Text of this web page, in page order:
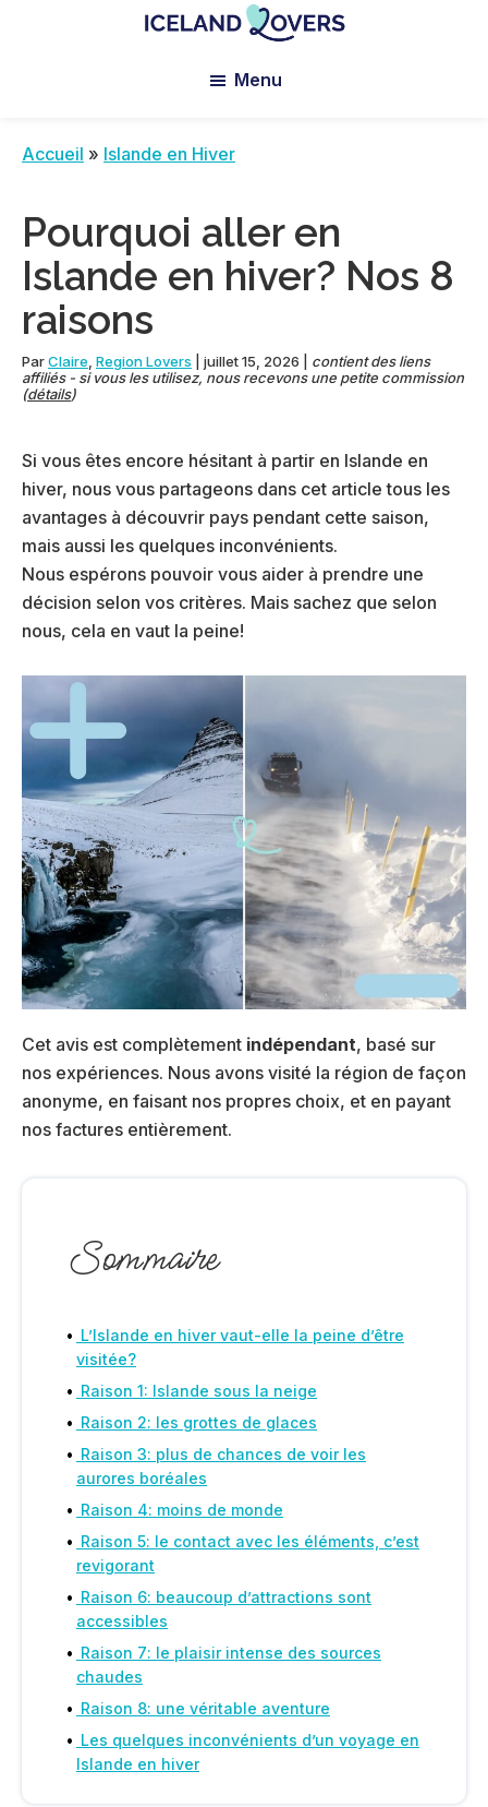
Claire
Menu
Accueil » Islande en Hiver
Pourquoi aller en
Islande en hiver? Nos 8
raisons
ParClaire Region Lovers juillet 15, 2026
contient des liens
affiliés - si vous les utilisez, nous recevons une petite commission
(détails)
Si vous êtes encore hésitant à partir en Islande en
hiver, nous vous partageons dans cet article tous les
avantages à découvrir pays pendant cette saison,
mais aussi les quelques inconvénients.
Nous espérons pouvoir vous aider à prendre une
décision selon vos critères. Mais sachez que selon
nous, cela en vaut la peine!
Cet avis est complètement indépendant, basé sur
nos expériences. Nous avons visité la région de façon
anonyme, en faisant nos propres choix, et en payant
nos factures entièrement.
Sommaire
L’Islande en hiver vaut-elle la peine d’être
visitée?
Raison 1: Islande sous la neige
Raison 2: les grottes de glaces
Raison 3: plus de chances de voir les
aurores boréales
Raison 4: moins de monde
Raison 5: le contact avec les éléments, c’est
revigorant
Raison 6: beaucoup d’attractions sont
accessibles
Raison 7: le plaisir intense des sources
chaudes
Raison 8: une véritable aventure
Les quelques inconvénients d’un voyage en
Islande en hiver